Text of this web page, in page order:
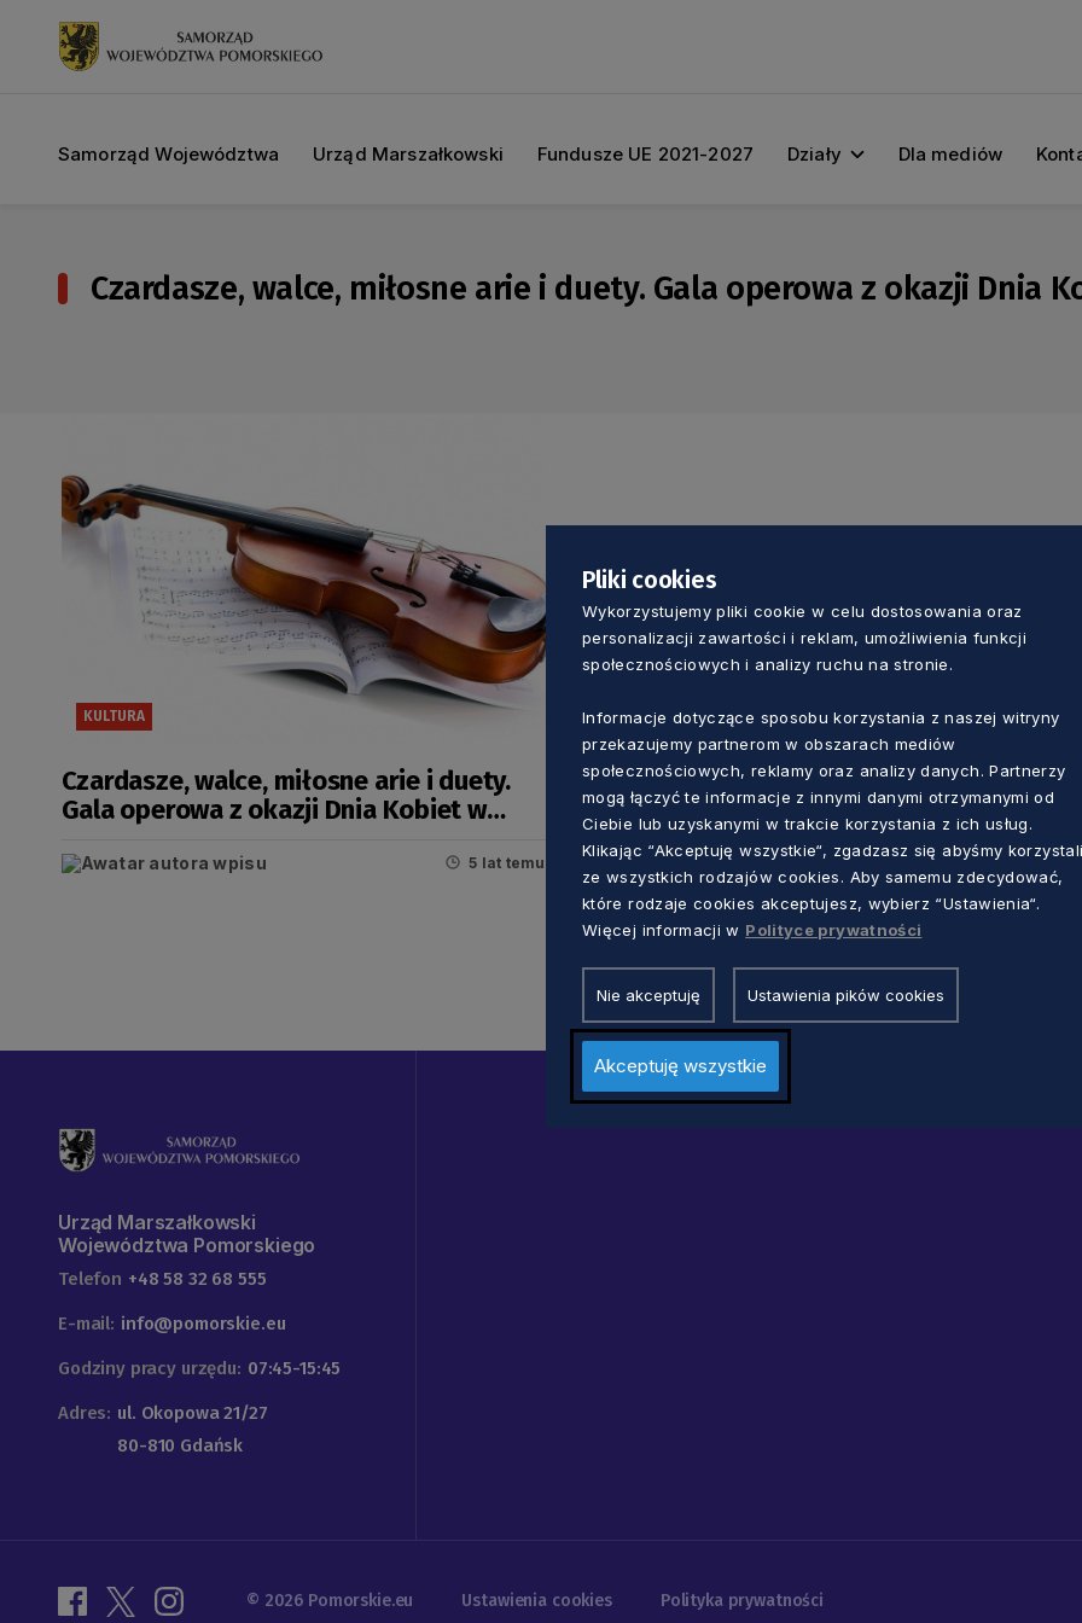
Samorząd Województwa Urząd Marszałkowski Fundusze UE 2021-2027 Działy Dla mediów
Czardasze, walce, miłosne arie i duety. Gala operowa z okazji Dnia
KULTURA
Czardasze, walce, miłosne arie i duety.
Gala operowa z okazji Dnia Kobiet w
5 lat temu
Urząd Marszałkowski
Województwa Pomorskiego
Telefon +48 58 32 68 555
E-mail: info@pomorskie.eu
Godziny pracy urzędu: 07:45-15:45
Adres: ul. Okopowa 21/27
80-810 Gdańsk
© 2026 Pomorskie.eu Ustawienia cookies Polityka prywatności
Pliki cookies
Wykorzystujemy pliki cookie w celu dostosowania oraz
personalizacji zawartości i reklam, umożliwienia funkcji
społecznościowych i analizy ruchu na stronie.
Informacje dotyczące sposobu korzystania z naszej witryny
przekazujemy partnerom w obszarach mediów
społecznościowych, reklamy oraz analizy danych. Partnerzy
mogą łączyć te informacje z innymi danymi otrzymanymi od
Ciebie lub uzyskanymi w trakcie korzystania z ich usług.
Klikając “Akceptuję wszystkie“, zgadzasz się abyśmy
ze wszystkich rodzajów cookies. Aby samemu zdecydować,
które rodzaje cookies akceptujesz, wybierz “Ustawienia“.
Więcej informacji w Polityce prywatności
Nie akceptuję Ustawienia pików cookies
Akceptuję wszystkie